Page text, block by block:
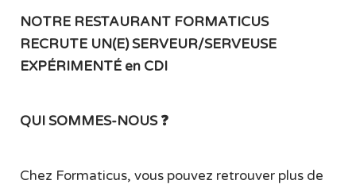
NOTRE RESTAURANT FORMATICUS
RECRUTE UN(E) SERVEUR/SERVEUSE
EXPÉRIMENTÉ en CDI
QUI SOMMES-NOUS❓
Chez Formaticus, vous pouvez retrouver plus de